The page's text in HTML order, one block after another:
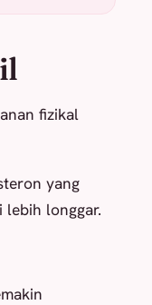
fizikal
yang
lebih longgar.